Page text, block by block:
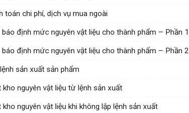
toán chi phí, dịch vụ mua ngoài
báo định mức nguyên vật liệu cho thành phẩm – Phần 1
báo định mức nguyên vật liệu cho thành phẩm – Phần 2
sản xuất sản phẩm
kho nguyên vật liệu từ lệnh sản xuất
kho nguyên vật liệu khi không lập lệnh sản xuất